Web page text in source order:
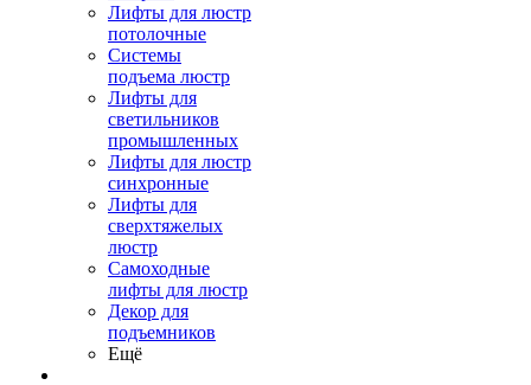
Лифты для люстр
потолочные
Системы
подъема люстр
Лифты для
светильников
промышленных
Лифты для люстр
синхронные
Лифты для
сверхтяжелых
люстр
Самоходные
лифты для люстр
Декор для
подъемников
Ещё